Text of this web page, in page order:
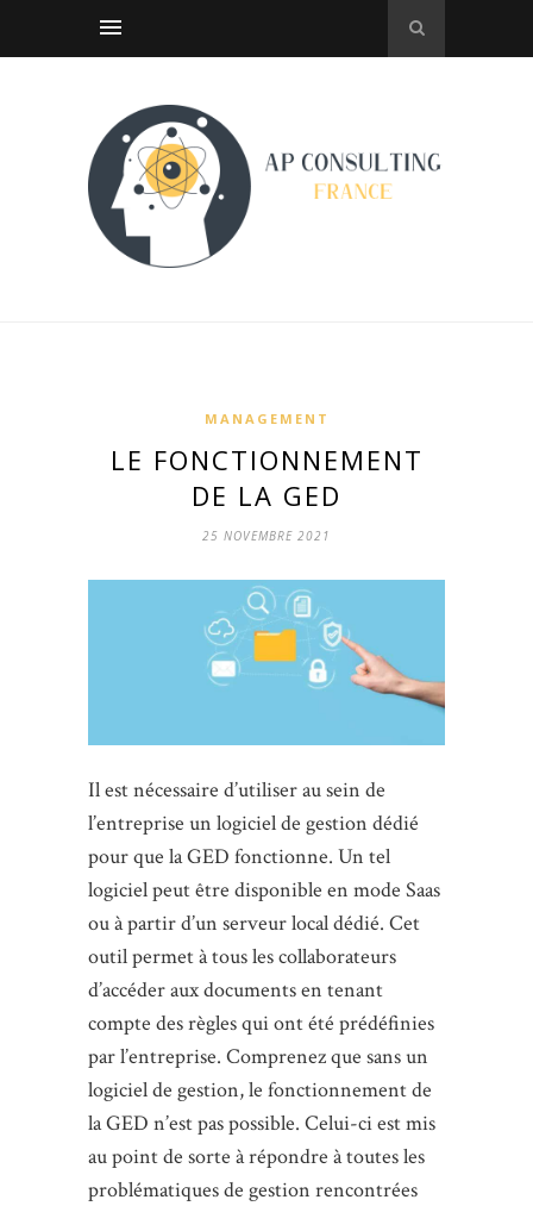
MANAGEMENT
LE FONCTIONNEMENT
DE LA GED
25 NOVEMBRE 2021
Il est nécessaire d’utiliser au sein de
l’entreprise un logiciel de gestion dédié
pour que la GED fonctionne. Un tel
logiciel peut être disponible en mode Saas
ou à partir d’un serveur local dédié. Cet
outil permet à tous les collaborateurs
d’accéder aux documents en tenant
compte des règles qui ont été prédéfinies
par l’entreprise. Comprenez que sans un
logiciel de gestion, le fonctionnement de
la GED n’est pas possible. Celui-ci est mis
au point de sorte à répondre à toutes les
problématiques de gestion rencontrées